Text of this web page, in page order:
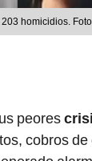
homicidios.
peores
cobros